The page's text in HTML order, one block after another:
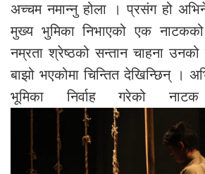
अच्चम नमान्नु होला । प्रसंग हो
मुख्य भुमिका निभाएको एक
नम्रता श्रेष्ठको सन्तान चाहना
बाझो भएकोमा चिन्तित देखिन्छिन् ।
भूमिका निर्वाह गरेको